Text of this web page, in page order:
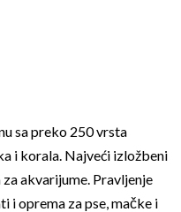
sa preko 250 vrsta
i korala. Najveći izložbeni
akvarijume. Pravljenje
i oprema za pse, mačke i